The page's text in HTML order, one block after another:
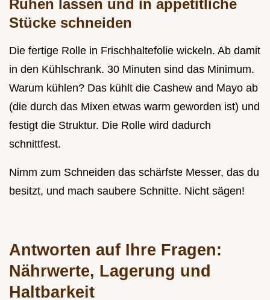
Ruhen lassen und in appetitliche
Stücke schneiden
Die fertige Rolle in Frischhaltefolie wickeln. Ab damit
in den Kühlschrank. 30 Minuten sind das Minimum.
Warum kühlen? Das kühlt die Cashew and Mayo ab
(die durch das Mixen etwas warm geworden ist) und
festigt die Struktur. Die Rolle wird dadurch
schnittfest.
Nimm zum Schneiden das schärfste Messer, das du
besitzt, und mach saubere Schnitte. Nicht sägen!
Antworten auf Ihre Fragen:
Nährwerte, Lagerung und
Haltbarkeit